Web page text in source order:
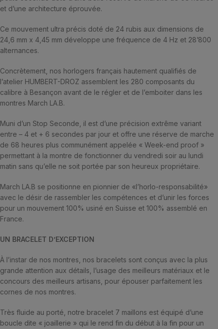
et d’une architecture éprouvée.
Ce mouvement ultra précis doté de 24 rubis aux dimensions de
24,6 mm x 4,45 mm développe une fréquence de 4 Hz et 28’800
alternances.
Concrètement, nos horlogers français hautement qualifiés de
l’atelier HUMBERT-DROZ assemblent les 280 composants du
calibre à Besançon avant de le régler et de l’emboiter dans les
montres March LA.B.
Muni d’un Stop Seconde, il est d’une précision extrême variant
entre – 4 et + 6 secondes par jour et offre une réserve de marche
de 68 heures plus communément appelée « Week-end proof »
permettant à la montre de fonctionner du vendredi soir au lundi
matin sans qu’elle ne soit portée par son heureux propriétaire.
March LA.B se positionne en pionnier de «l’horlo-responsabilité»
avec le désir de rassembler les compétences et d’unir les forces
pour un mouvement 100% usiné en Suisse et 100% assemblé en
France.
UN BRACELET D’EXCEPTION
À l’instar de nos montres, nos bracelets sont conçus avec la plus
grande attention aux détails, l’usage des meilleurs matériaux et le
concours des meilleurs artisans, pour épouser parfaitement les
cornes de nos montres.
Très fluide au porté, notre bracelet 7 maillons est équipé d’une
boucle dite « joaillerie » qui le rend fin du début à la fin pour un